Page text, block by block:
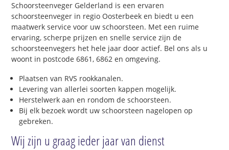
Schoorsteenveger Gelderland is een ervaren
schoorsteenveger in regio Oosterbeek en biedt u een
maatwerk service voor uw schoorsteen. Met een ruime
ervaring, scherpe prijzen en snelle service zijn de
schoorsteenvegers het hele jaar door actief. Bel ons als u
woont in postcode 6861, 6862 en omgeving.
Plaatsen van RVS rookkanalen.
Levering van allerlei soorten kappen mogelijk.
Herstelwerk aan en rondom de schoorsteen.
Bij elk bezoek wordt uw schoorsteen nagelopen op
gebreken.
Wij zijn u graag ieder jaar van dienst